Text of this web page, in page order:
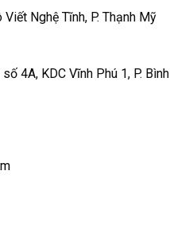
Nghệ Tĩnh, P. Thạnh Mỹ
4A, KDC Vĩnh Phú 1, P. Bình